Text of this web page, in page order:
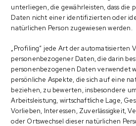
unterliegen, die gewährleisten, dass die
Daten nicht einer identifizierten oder
natürlichen Person zugewiesen werden.
„Profiling“ jede Art der automatisierten
personenbezogener Daten, die darin
personenbezogenen Daten verwendet
persönliche Aspekte, die sich auf eine
beziehen, zu bewerten, insbesondere
Arbeitsleistung, wirtschaftliche Lage,
Vorlieben, Interessen, Zuverlässigkeit,
oder Ortswechsel dieser natürlichen